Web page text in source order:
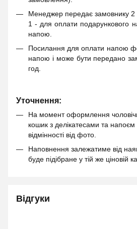
Менеджер передає замовнику 2
1 - для оплати подарункового
напою.
Посилання для оплати напою
напою і може бути передано
год.
Уточнення:
На момент оформлення
кошик з делікатесами та
відмінності від фото.
Наповнення залежатиме від
буде підібране у тій же ціновій
Відгуки